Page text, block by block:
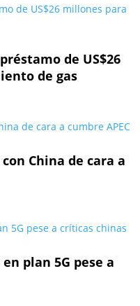
de US$26
de gas
China de cara a
en plan 5G pese a